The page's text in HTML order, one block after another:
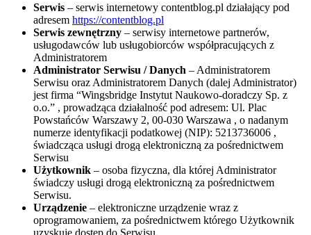
Serwis – serwis internetowy contentblog.pl działający pod
adresem https://contentblog.pl
Serwis zewnętrzny – serwisy internetowe partnerów,
usługodawców lub usługobiorców współpracujących z
Administratorem
Administrator Serwisu / Danych – Administratorem
Serwisu oraz Administratorem Danych (dalej Administrator)
jest firma “Wingsbridge Instytut Naukowo-doradczy Sp. z
o.o.” , prowadząca działalność pod adresem: Ul. Plac
Powstańców Warszawy 2, 00-030 Warszawa , o nadanym
numerze identyfikacji podatkowej (NIP): 5213736006 ,
świadcząca usługi drogą elektroniczną za pośrednictwem
Serwisu
Użytkownik – osoba fizyczna, dla której Administrator
świadczy usługi drogą elektroniczną za pośrednictwem
Serwisu.
Urządzenie – elektroniczne urządzenie wraz z
oprogramowaniem, za pośrednictwem którego Użytkownik
uzyskuje dostęp do Serwisu.